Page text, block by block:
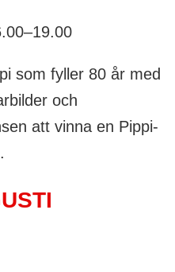
som fyller 80 år med
och
att vinna en Pippi-